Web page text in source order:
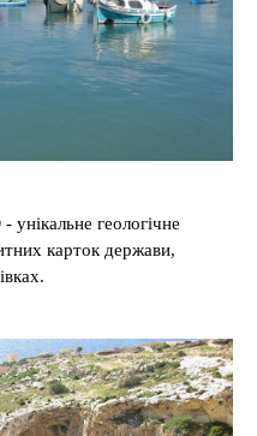
- унікальне геологічне
карток держави,